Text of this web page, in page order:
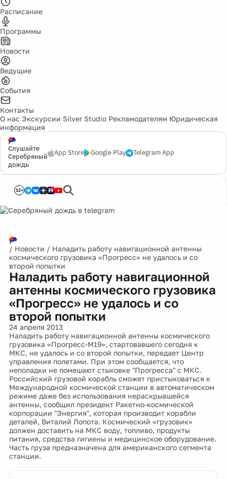
Расписание
Программы
Новости
Ведущие
События
Контакты
О нас Экскурсии Silver Studio Рекламодателям Юридическая
информация
Слушайте
Серебряный
дождь
App Store Google Play Telegram App
12+
/ Новости / Наладить работу навигационной антенны
космического грузовика «Прогресс» не удалось и со
второй попытки
Наладить работу навигационной
антенны космического грузовика
«Прогресс» не удалось и со
второй попытки
24 апреля 2013
Наладить работу навигационной антенны космического
грузовика «Прогресс-М19», стартовавшего сегодня к
МКС, не удалось и со второй попытки, передает Центр
управления полетами. При этом сообщается, что
неполадки не помешают стыковке "Прогресса" с МКС.
Российский грузовой корабль сможет пристыковаться к
Международной космической станции в автоматическом
режиме даже без использования нераскрывшейся
антенны, сообщил президент Ракетно-космической
корпорации "Энергия", которая производит корабли
деталей, Виталий Лопота. Космический «грузовик»
должен доставить на МКС воду, топливо, продукты
питания, средства гигиены и медицинское оборудование.
Часть груза предназначена для американского сегмента
станции.